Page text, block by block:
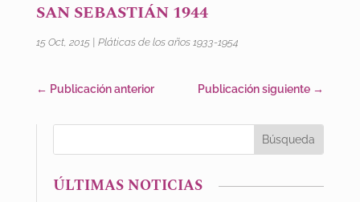
SAN SEBASTIÁN 1944
15 Oct, 2015| Pláticas de los años 1933-1954
← Publicación anterior Publicación siguiente →
ÚLTIMAS NOTICIAS